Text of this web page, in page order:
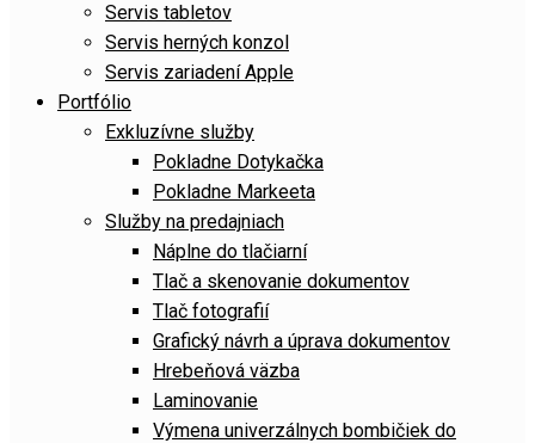
Servis tabletov
Servis herných konzol
Servis zariadení Apple
Portfólio
Exkluzívne služby
Pokladne Dotykačka
Pokladne Markeeta
Služby na predajniach
Náplne do tlačiarní
Tlač a skenovanie dokumentov
Tlač fotografií
Grafický návrh a úprava dokumentov
Hrebeňová väzba
Laminovanie
Výmena univerzálnych bombičiek do